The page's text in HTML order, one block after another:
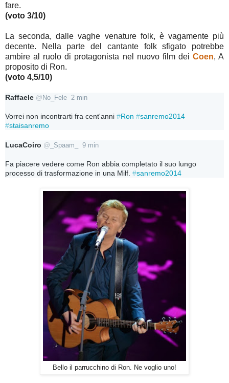
fare.
(voto 3/10)
La seconda, dalle vaghe venature folk, è vagamente più
decente. Nella parte del cantante folk sfigato potrebbe
ambire al ruolo di protagonista nel nuovo film dei Coen, A
proposito di Ron.
(voto 4,5/10)
Raffaele @No_Fele 2 min
Vorrei non incontrarti fra cent'anni #Ron #sanremo2014
#staisanremo
LucaCoiro @ _Spaam_ 9 min
Fa piacere vedere come Ron abbia completato il suo lungo
processo di trasformazione in una Milf. #sanremo2014
Bello il parrucchino di Ron. Ne voglio uno!